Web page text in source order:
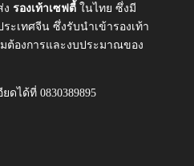
ง รองเท้าเซฟตี้ ในไทย ซึ่งมี
ะเทศจีน ซึ่งรับนำเข้ารองเท้า
ต้องการและงบประมาณของ
ดได้ที่ 0830389895